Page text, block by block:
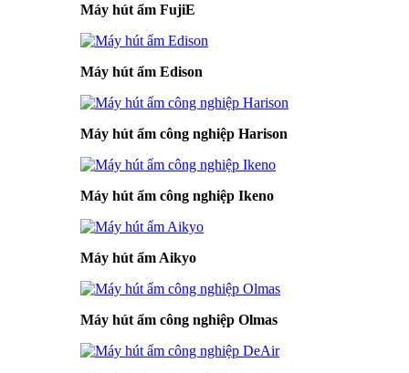
Máy hút ẩm FujiE
Máy hút ẩm Edison
Máy hút ẩm công nghiệp Harison
Máy hút ẩm công nghiệp Ikeno
Máy hút ẩm Aikyo
Máy hút ẩm công nghiệp Olmas